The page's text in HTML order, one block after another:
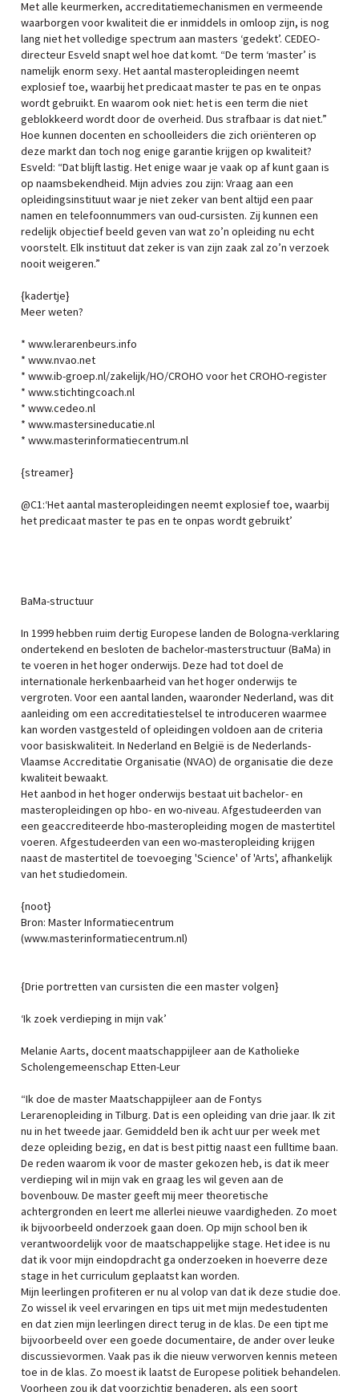
Met alle keurmerken, accreditatiemechanismen en vermeende
waarborgen voor kwaliteit die er inmiddels in omloop zijn, is nog
lang niet het volledige spectrum aan masters ‘gedekt’. CEDEO-
directeur Esveld snapt wel hoe dat komt. “De term ‘master’ is
namelijk enorm sexy. Het aantal masteropleidingen neemt
explosief toe, waarbij het predicaat master te pas en te onpas
wordt gebruikt. En waarom ook niet: het is een term die niet
geblokkeerd wordt door de overheid. Dus strafbaar is dat niet.”
Hoe kunnen docenten en schoolleiders die zich oriënteren op
deze markt dan toch nog enige garantie krijgen op kwaliteit?
Esveld: “Dat blijft lastig. Het enige waar je vaak op af kunt gaan is
op naamsbekendheid. Mijn advies zou zijn: Vraag aan een
opleidingsinstituut waar je niet zeker van bent altijd een paar
namen en telefoonnummers van oud-cursisten. Zij kunnen een
redelijk objectief beeld geven van wat zo’n opleiding nu echt
voorstelt. Elk instituut dat zeker is van zijn zaak zal zo’n verzoek
nooit weigeren.”
{kadertje}
Meer weten?
* www.lerarenbeurs.info
* www.nvao.net
* www.ib-groep.nl/zakelijk/HO/CROHO voor het CROHO-register
* www.stichtingcoach.nl
* www.cedeo.nl
* www.mastersineducatie.nl
* www.masterinformatiecentrum.nl
{streamer}
@C1:‘Het aantal masteropleidingen neemt explosief toe, waarbij
het predicaat master te pas en te onpas wordt gebruikt’
BaMa-structuur
In 1999 hebben ruim dertig Europese landen de Bologna-verklaring
ondertekend en besloten de bachelor-masterstructuur (BaMa) in
te voeren in het hoger onderwijs. Deze had tot doel de
internationale herkenbaarheid van het hoger onderwijs te
vergroten. Voor een aantal landen, waaronder Nederland, was dit
aanleiding om een accreditatiestelsel te introduceren waarmee
kan worden vastgesteld of opleidingen voldoen aan de criteria
voor basiskwaliteit. In Nederland en België is de Nederlands-
Vlaamse Accreditatie Organisatie (NVAO) de organisatie die deze
kwaliteit bewaakt.
Het aanbod in het hoger onderwijs bestaat uit bachelor- en
masteropleidingen op hbo- en wo-niveau. Afgestudeerden van
een geaccrediteerde hbo-masteropleiding mogen de mastertitel
voeren. Afgestudeerden van een wo-masteropleiding krijgen
naast de mastertitel de toevoeging 'Science' of 'Arts', afhankelijk
van het studiedomein.
{noot}
Bron: Master Informatiecentrum
(www.masterinformatiecentrum.nl)
{Drie portretten van cursisten die een master volgen}
‘Ik zoek verdieping in mijn vak’
Melanie Aarts, docent maatschappijleer aan de Katholieke
Scholengemeenschap Etten-Leur
“Ik doe de master Maatschappijleer aan de Fontys
Lerarenopleiding in Tilburg. Dat is een opleiding van drie jaar. Ik zit
nu in het tweede jaar. Gemiddeld ben ik acht uur per week met
deze opleiding bezig, en dat is best pittig naast een fulltime baan.
De reden waarom ik voor de master gekozen heb, is dat ik meer
verdieping wil in mijn vak en graag les wil geven aan de
bovenbouw. De master geeft mij meer theoretische
achtergronden en leert me allerlei nieuwe vaardigheden. Zo moet
ik bijvoorbeeld onderzoek gaan doen. Op mijn school ben ik
verantwoordelijk voor de maatschappelijke stage. Het idee is nu
dat ik voor mijn eindopdracht ga onderzoeken in hoeverre deze
stage in het curriculum geplaatst kan worden.
Mijn leerlingen profiteren er nu al volop van dat ik deze studie doe.
Zo wissel ik veel ervaringen en tips uit met mijn medestudenten
en dat zien mijn leerlingen direct terug in de klas. De een tipt me
bijvoorbeeld over een goede documentaire, de ander over leuke
discussievormen. Vaak pas ik die nieuw verworven kennis meteen
toe in de klas. Zo moest ik laatst de Europese politiek behandelen.
Voorheen zou ik dat voorzichtig benaderen, als een soort